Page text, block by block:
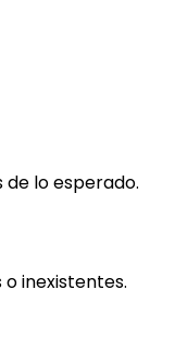
lo esperado.
inexistentes.